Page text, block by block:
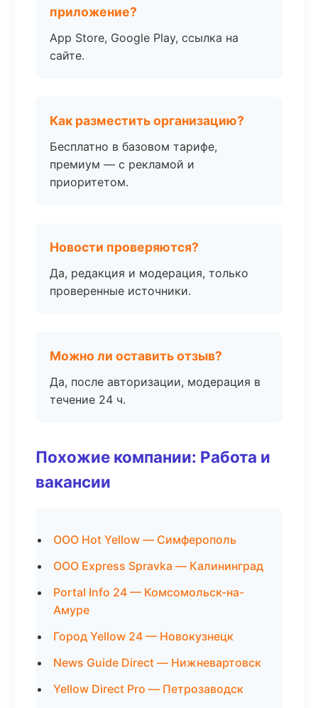
приложение?
App Store, Google Play, ссылка на
сайте.
Как разместить организацию?
Бесплатно в базовом тарифе,
премиум — с рекламой и
приоритетом.
Новости проверяются?
Да, редакция и модерация, только
проверенные источники.
Можно ли оставить отзыв?
Да, после авторизации, модерация в
течение 24 ч.
Похожие компании: Работа и
вакансии
ООО Hot Yellow — Симферополь
ООО Express Spravka — Калининград
Portal Info 24 — Комсомольск-на-
Амуре
Город Yellow 24 — Новокузнецк
News Guide Direct — Нижневартовск
Yellow Direct Pro — Петрозаводск